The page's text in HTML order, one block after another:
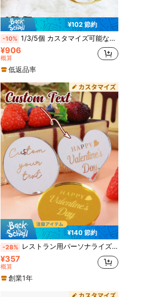
¥102 節約
-10% 1/3/5個 カスタマイズ可能なケーキブランドデコレーション、光沢のある誕生日ケーキデコレーション - ゴールド/シルバー/ローズゴールド アクリル、ウェディングホリデーケーキアクセサリー | 光沢のあるケーキデコレーション | 光沢のあるトッパー
¥906
概算
低返品率
¥140 節約
-28% レストラン用パーソナライズドケーキトッパー、ウェディングデコレーション用カスタムアクリルラウンドドリンクトッパー、パーソナライズドケーキトッパー、カスタマイズ可能なテキスト誕生日ケーキデコレーション、バレンタインデー、スタイリッシュなカスタムデザイン、ファミリー、父、母
¥357
概算
創業1年